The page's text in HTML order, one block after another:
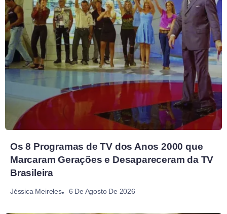
Os 8 Programas de TV dos Anos 2000 que
Marcaram Gerações e Desapareceram da TV
Brasileira
Jéssica Meireles 6 De Agosto De 2026